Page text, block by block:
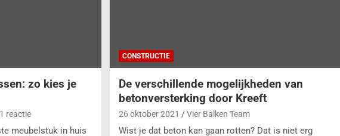
zo kies je
1 reactie
meubelstuk in huis
CONSTRUCTIE
De verschillende mogelijkheden van
betonversterking door Kreeft
26 oktober 2021 Vier Balken Team
Wist je dat beton kan gaan rotten? Dat is niet erg